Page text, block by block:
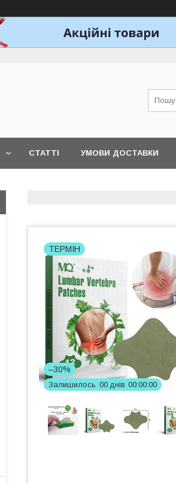
СТАТТІ УМОВИ ДОСТАВКИ
ТЕРМІН
–30%
Залишилось 00 днів 00 00 00